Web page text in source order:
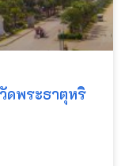
ดพระธาตุหริ